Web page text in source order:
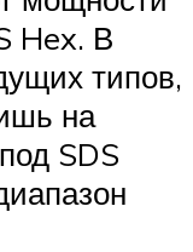
Hex. В
типов,
на
SDS